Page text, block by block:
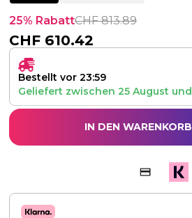
25% RabattCHF813.89
CHF 610.42
Bestellt vor 23:59
Geliefert zwischen 25 August und
IN DEN